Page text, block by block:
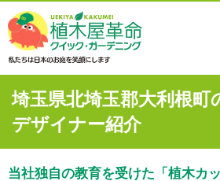
埼玉県北埼玉郡大利根町
デザイナー紹介
当社独自の教育を受けた「植木カ